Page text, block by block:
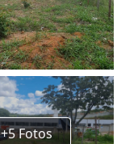
+5 Fotos